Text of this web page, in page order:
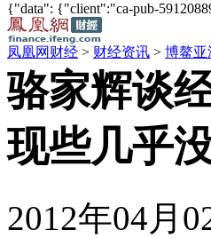
{"data": {"client":"ca-pub-
凤凰网财经 > 财经资讯 > 博鳌亚
骆家辉谈
现些几乎
2012年04月